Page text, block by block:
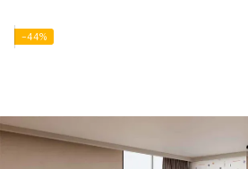
−44%